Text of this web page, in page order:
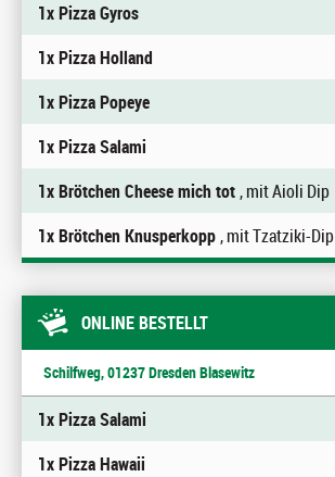
1x Pizza Gyros
1x Pizza Holland
1x Pizza Popeye
1x Pizza Salami
1x Brötchen Cheese mich tot, mit Aioli Dip
1x Brötchen Knusperkopp, mit Tzatziki-Dip
ONLINE BESTELLT
Schilfweg, 01237 Dresden Blasewitz
1x Pizza Salami
1x Pizza Hawaii